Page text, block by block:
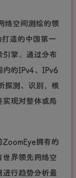
空间测绘的领
造的中国第一
擎。通过分布
内的IPv4、IPv6
探测、识别，根
现对整体或局
拥有的
界领先网络空
行趋势分析最